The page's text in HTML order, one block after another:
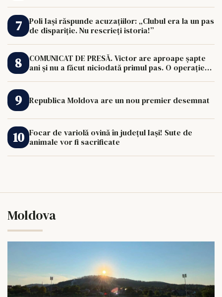
Poli Iași răspunde acuzațiilor: „Clubul era la un pas
de dispariție. Nu rescrieți istoria!”
COMUNICAT DE PRESĂ. Victor are aproape șapte
ani și nu a făcut niciodată primul pas. O operație
Republica Moldova are un nou premier desemnat
Focar de variolă ovină în județul Iași! Sute de
animale vor fi sacrificate
Moldova